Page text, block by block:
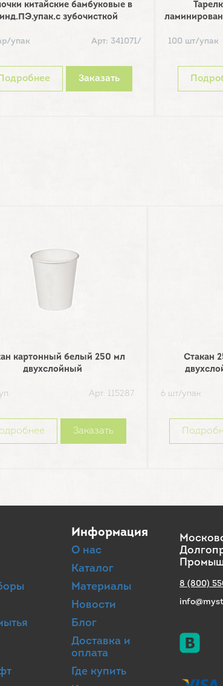
китайские бамбуковые в
инд.ПЭ.упак.с зубочисткой
упак Арт: 341071/
Заказать
100 шт/упак
картонный белый 250 мл
двухслойный
Арт: 115287
Заказать
Стакан
6 шт/упак
Информация
О нас
Каталог
Материалы
Новости
Блог
Доставка и
оплата
Где купить
8 (800)